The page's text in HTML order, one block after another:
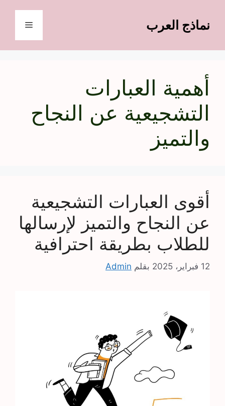
المحتوىنماذج العرب القائمة
أهمية العبارات
التشجيعية عن النجاح
والتميز
أقوى العبارات التشجيعية
عن النجاح والتميز لإرسالها
للطلاب بطريقة احترافية
12 فبراير، 2025 بقلم Admin